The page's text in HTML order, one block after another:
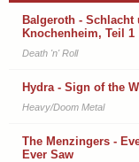
Balgeroth - Schlacht
Knochenheim, Teil 1
Death 'n' Roll
Hydra - Sign of the
Heavy/Doom Metal
The Menzingers -
Ever Saw